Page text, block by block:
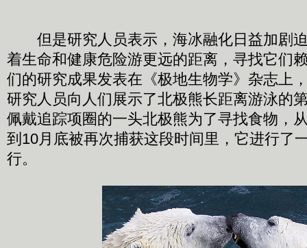
但是研究人员表示，海冰融化日益加剧
着生命和健康危险游更远的距离，寻找它们
们的研究成果发表在《极地生物学》杂志上
研究人员向人们展示了北极熊长距离游泳的
佩戴追踪项圈的一头北极熊为了寻找食物，
到10月底被再次捕获这段时间里，它进行了
行。